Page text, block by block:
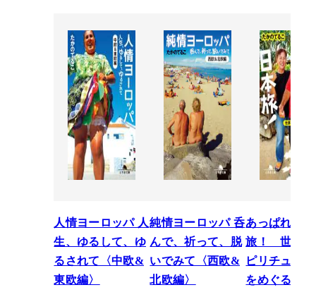
人情ヨーロッパ 人
生、ゆるして、ゆ
るされて〈中欧&
東欧編〉
純情ヨーロッパ 呑
んで、祈って、脱
いでみて〈西欧&
北欧編〉
あっぱれ日本
旅！ 世界一
ピリチュア
をめぐる